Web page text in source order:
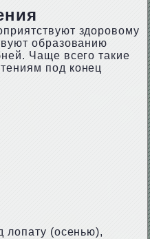
здоровому
образованию
Чаще всего такие
под конец
лопату (осенью),